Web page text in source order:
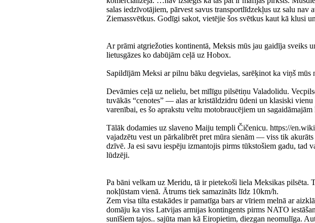
salas iedzīvotājiem, pārvest savus transportlīdzekļus uz salu
Ziemassvētkus. Godīgi sakot, vietējie šos svētkus kaut kā klusi
Ar prāmi atgriežoties kontinentā, Meksis mūs jau gaidīja sveiks
lietusgāzes ko dabūjām ceļā uz Hobox.
Sapildījām Meksi ar pilnu bāku degvielas, sarēķinot ka viņš
Devāmies ceļā uz nelielu, bet mīlīgu pilsētiņu Valadolidu.
tuvākās “cenotes” — alas ar kristāldzidru ūdeni un klasiski
varenībai, es šo aprakstu veltu motobraucējiem un sagaidāmajām
Tālāk dodamies uz slaveno Maiju templi Čičenicu. https://
vajadzētu vest un pārkalibrēt pret mūra sienām — viss tik
dzīvē. Ja esi savu iespēju izmantojis pirms tūkstošiem gadu,
lūdzēji.
Pa bāni velkam uz Meridu, tā ir pietekoši liela Meksikas pilsēta.
nokļūstam vienā. Ātrums tiek samazināts līdz 10km/h.
Zem visa tilta estakādes ir pamatīga bars ar vīriem melnā ar
domāju ka viss Latvijas armijas kontingents pirms NATO
sunīšiem tajos.. sajūta man kā Eiropietim, diezgan neomulīga.